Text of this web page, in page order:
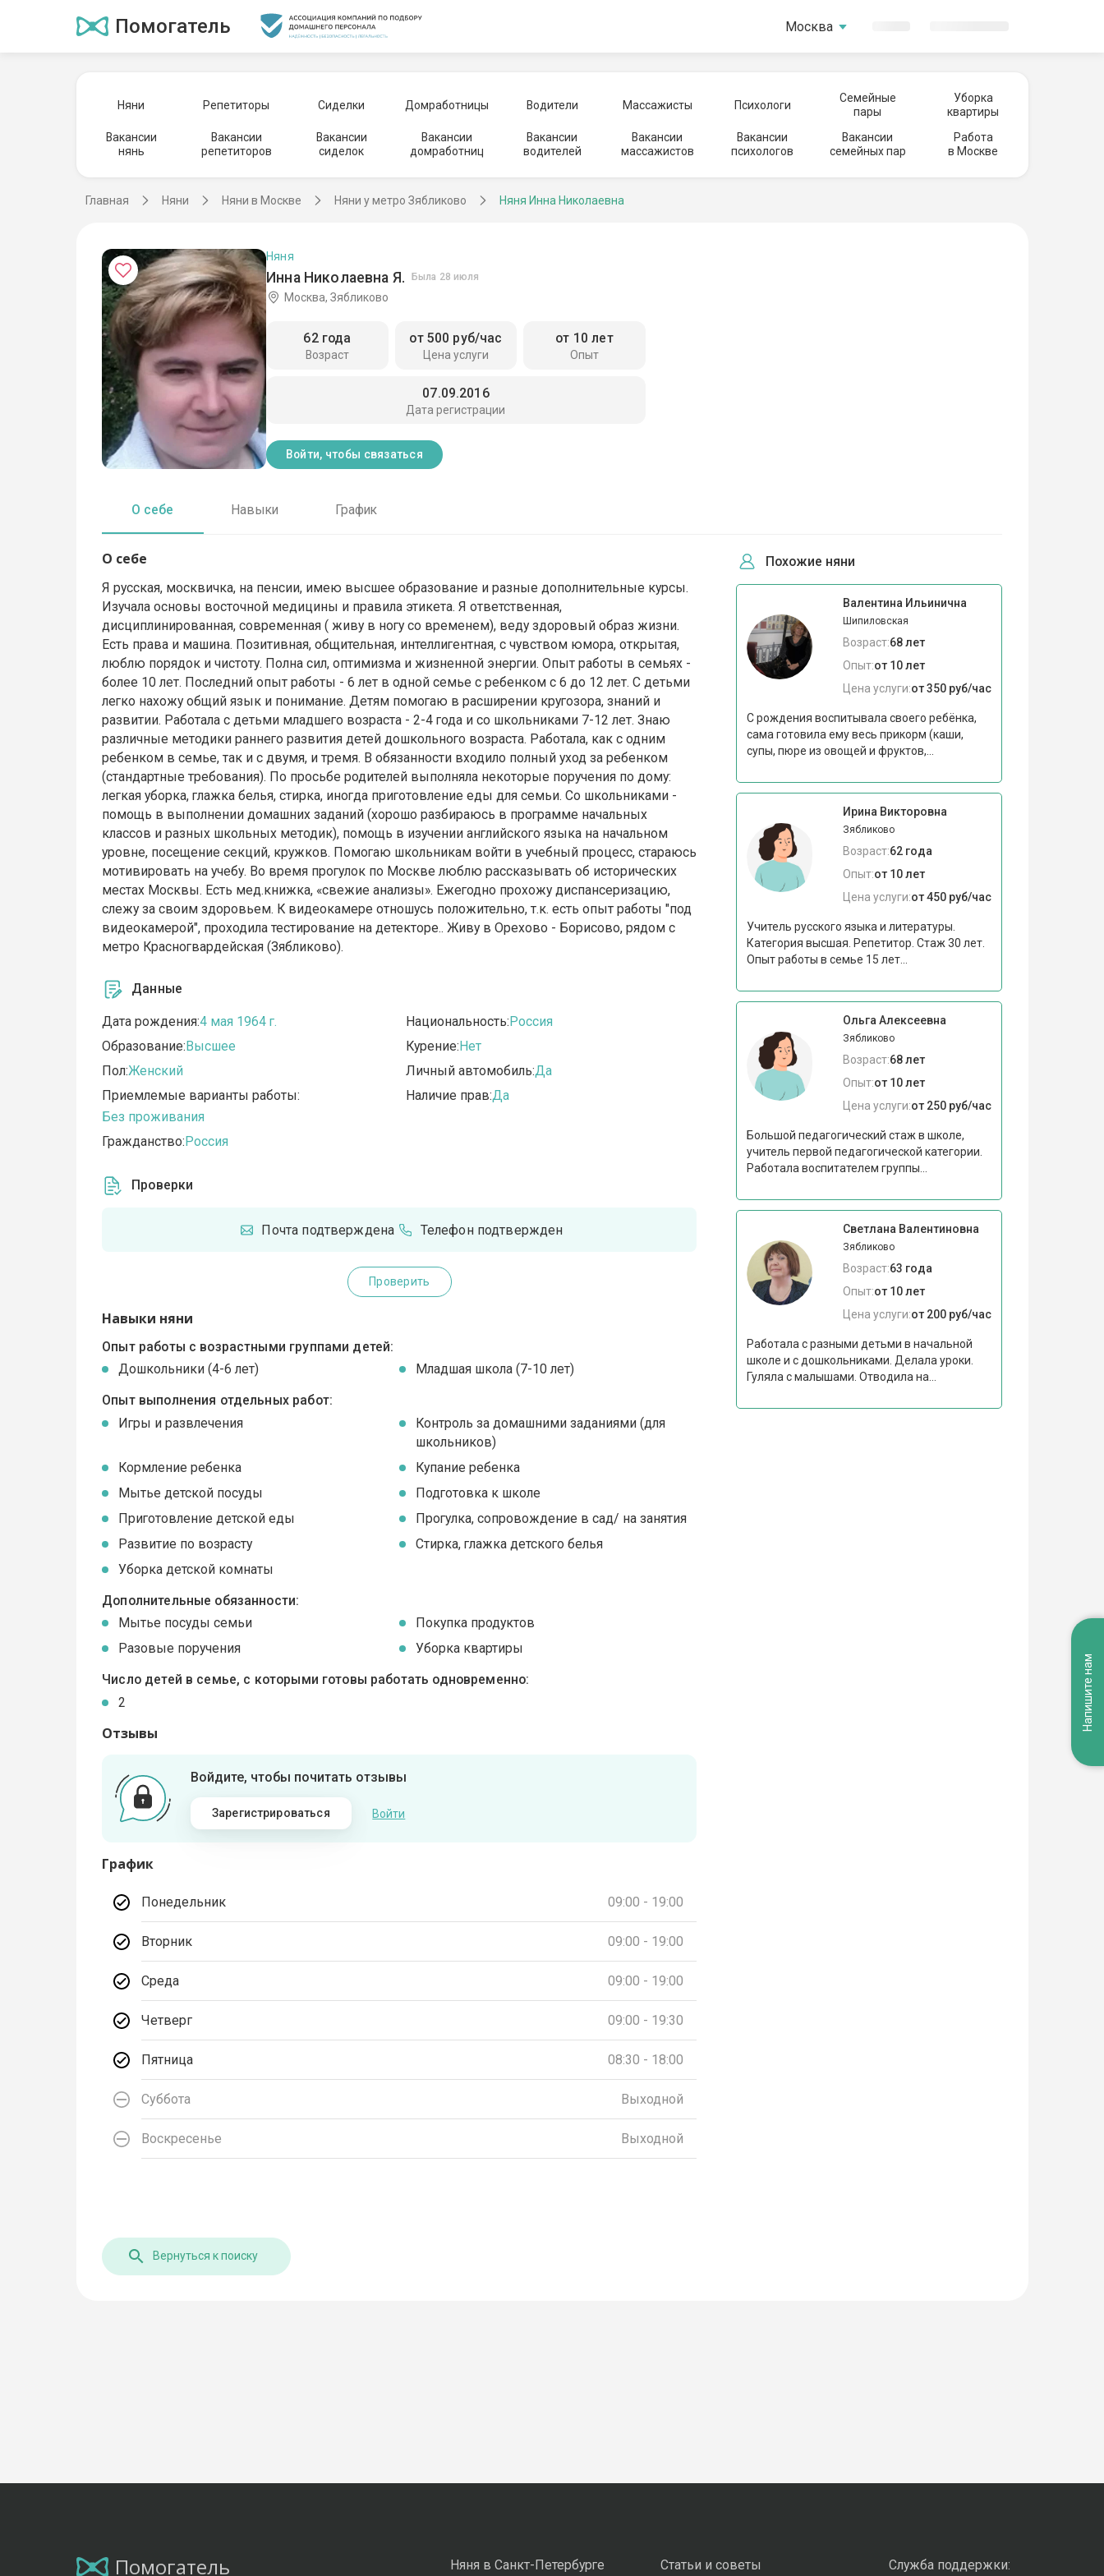
Помогатель Москва
Няни Репетиторы Сиделки Домработницы Водители Массажисты Психологи
Семейные
пары
Уборка
квартиры
Вакансии
нянь
Вакансии
репетиторов
Вакансии
сиделок
Вакансии
домработниц
Вакансии
водителей
Вакансии
массажистов
Вакансии
психологов
Вакансии
семейных пар
Работа
в Москве
Главная Няни Няни в Москве Няни у метро Зябликово Няня Инна Николаевна
Инна Николаевна Я. Была 28 июля
Няня
Москва, Зябликово
Возраст
62 года
Цена услуги
от 500 руб/час
Опыт
от 10 лет
Дата регистрации
07.09.2016
Войти, чтобы связаться
О себе Навыки График
О себе
Я русская, москвичка, на пенсии, имею высшее образование и разные дополнительные курсы.
Изучала основы восточной медицины и правила этикета. Я ответственная,
дисциплинированная, современная ( живу в ногу со временем), веду здоровый образ жизни.
Есть права и машина. Позитивная, общительная, интеллигентная, с чувством юмора, открытая,
люблю порядок и чистоту. Полна сил, оптимизма и жизненной энергии. Опыт работы в семьях -
более 10 лет. Последний опыт работы - 6 лет в одной семье с ребенком с 6 до 12 лет. С детьми
легко нахожу общий язык и понимание. Детям помогаю в расширении кругозора, знаний и
развитии. Работала с детьми младшего возраста - 2-4 года и со школьниками 7-12 лет. Знаю
различные методики раннего развития детей дошкольного возраста. Работала, как с одним
ребенком в семье, так и с двумя, и тремя. В обязанности входило полный уход за ребенком
(стандартные требования). По просьбе родителей выполняла некоторые поручения по дому:
легкая уборка, глажка белья, стирка, иногда приготовление еды для семьи. Со школьниками -
помощь в выполнении домашних заданий (хорошо разбираюсь в программе начальных
классов и разных школьных методик), помощь в изучении английского языка на начальном
уровне, посещение секций, кружков. Помогаю школьникам войти в учебный процесс, стараюсь
мотивировать на учебу. Во время прогулок по Москве люблю рассказывать об исторических
местах Москвы. Есть мед.книжка, «свежие анализы». Ежегодно прохожу диспансеризацию,
слежу за своим здоровьем. К видеокамере отношусь положительно, т.к. есть опыт работы "под
видеокамерой", проходила тестирование на детекторе.. Живу в Орехово - Борисово, рядом с
метро Красногвардейская (Зябликово).
Данные
Дата рождения:4 мая 1964 г.
Образование:Высшее
Пол:Женский
Приемлемые варианты работы:
Без проживания
Гражданство:Россия
Национальность:Россия
Курение:Нет
Личный автомобиль:Да
Наличие прав:Да
Проверки
Почта подтверждена Телефон подтвержден
Проверить
Навыки няни
Опыт работы с возрастными группами детей:
Дошкольники (4-6 лет)
Младшая школа (7-10 лет)
Опыт выполнения отдельных работ:
Игры и развлечения
Контроль за домашними заданиями (для
школьников)
Кормление ребенка
Купание ребенка
Мытье детской посуды
Подготовка к школе
Приготовление детской еды
Прогулка, сопровождение в сад/ на занятия
Развитие по возрасту
Стирка, глажка детского белья
Уборка детской комнаты
Дополнительные обязанности:
Мытье посуды семьи
Покупка продуктов
Разовые поручения
Уборка квартиры
Число детей в семье, с которыми готовы работать одновременно:
2
Отзывы
Войдите, чтобы почитать отзывы
Зарегистрироваться Войти
График
Понедельник 09:00 - 19:00
Вторник 09:00 - 19:00
Среда 09:00 - 19:00
Четверг 09:00 - 19:30
Пятница 08:30 - 18:00
Суббота Выходной
Воскресенье Выходной
Похожие няни
Валентина Ильинична
Шипиловская
Возраст:68 лет
Опыт:от 10 лет
Цена услуги:от 350 руб/час
С рождения воспитывала своего ребёнка,
сама готовила ему весь прикорм (каши,
супы, пюре из овощей и фруктов,...
Ирина Викторовна
Зябликово
Возраст:62 года
Опыт:от 10 лет
Цена услуги:от 450 руб/час
Учитель русского языка и литературы.
Категория высшая. Репетитор. Стаж 30 лет.
Опыт работы в семье 15 лет...
Ольга Алексеевна
Зябликово
Возраст:68 лет
Опыт:от 10 лет
Цена услуги:от 250 руб/час
Большой педагогический стаж в школе,
учитель первой педагогической категории.
Работала воспитателем группы...
Светлана Валентиновна
Зябликово
Возраст:63 года
Опыт:от 10 лет
Цена услуги:от 200 руб/час
Работала с разными детьми в начальной
школе и с дошкольниками. Делала уроки.
Гуляла с малышами. Отводила на...
Вернуться к поиску
Помогатель Няня в Санкт-Петербурге Статьи и советы Служба поддержки:
Напишите нам